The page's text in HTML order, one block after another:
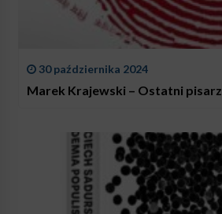
30 października 2024
Marek Krajewski – Ostatni pisarz